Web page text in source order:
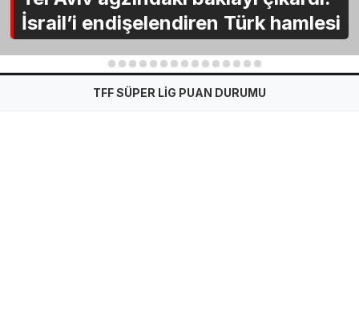
İsrail’i endişelendiren Türk hamlesi
2 3 4 5 6 7 8 9 10 11 12 13 14 15
TFF SÜPER LİG PUAN DURUMU